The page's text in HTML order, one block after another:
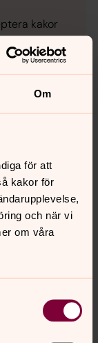
Om
för att
kakor för
och när vi
om våra
kakor
med
konsertutbud